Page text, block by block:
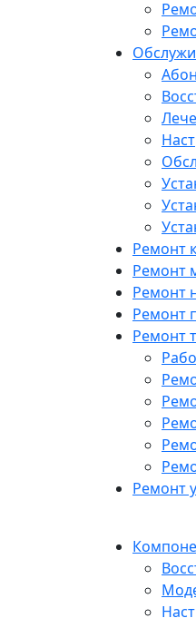
Ремонт
Ремонт
Ремонт
Ремонт
Ремонт
Ремонт